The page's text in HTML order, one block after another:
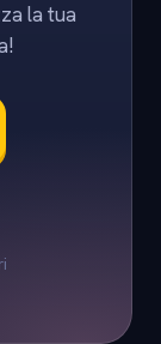
la tua